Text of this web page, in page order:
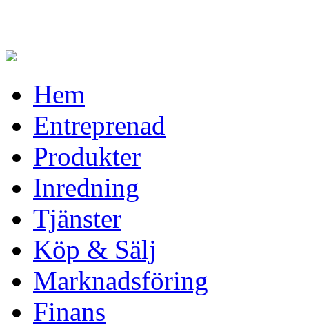
Hem
Entreprenad
Produkter
Inredning
Tjänster
Köp & Sälj
Marknadsföring
Finans